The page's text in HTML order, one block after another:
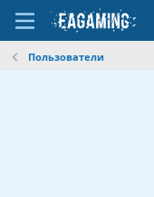
Пользователи